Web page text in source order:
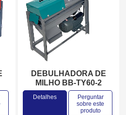
DEBULHADORA DE
MILHO BB-TY60-2
Detalhes
Perguntar
sobre este
produto